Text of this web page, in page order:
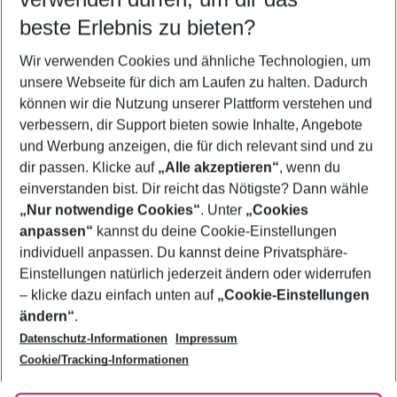
5-8 Nächte
2 Erwachsene Keine Kinder
Mehr Filter anzeigen
Footer
Footer navigation
Über uns
AGB
Bestpreisgarantie
Cookie-Einstellungen ändern
Cookie-Richtlinie
Agenturbetreuung
Barrierefreies Reisen
Folge uns
beste Erlebnis zu bieten?
Wir verwenden Cookies und ähnliche Technologien, um
unsere Webseite für dich am Laufen zu halten. Dadurch
können wir die Nutzung unserer Plattform verstehen und
verbessern, dir Support bieten sowie Inhalte, Angebote
und Werbung anzeigen, die für dich relevant sind und zu
dir passen. Klicke auf „Alle akzeptieren“, wenn du
einverstanden bist. Dir reicht das Nötigste? Dann wähle
„Nur notwendige Cookies“. Unter „Cookies
anpassen“ kannst du deine Cookie-Einstellungen
individuell anpassen. Du kannst deine Privatsphäre-
Einstellungen natürlich jederzeit ändern oder widerrufen
– klicke dazu einfach unten auf „Cookie-Einstellungen
ändern“.
Datenschutz-Informationen
Impressum
Cookie/Tracking-Informationen